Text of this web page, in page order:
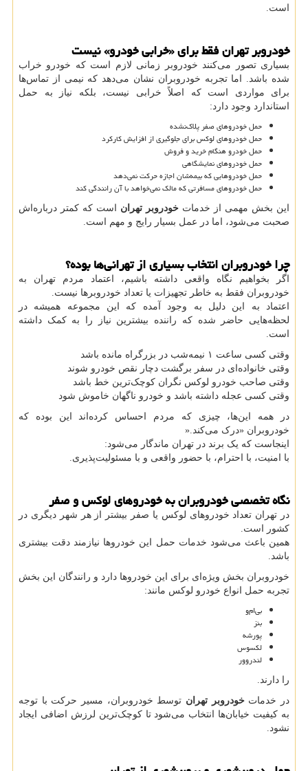
است.
خودروبر تهران فقط برای «خرابی خودرو» نیست
بسیاری تصور می‌کنند خودروبر زمانی لازم است که خودرو خراب
شده باشد. اما تجربه خودروبران نشان می‌دهد که نیمی از تماس‌ها
برای مواردی است که اصلاً خرابی نیست، بلکه نیاز به حمل
استاندارد وجود دارد:
حمل خودروهای صفر پلاک‌نشده
حمل خودروهای لوکس برای جلوگیری از افزایش کارکرد
حمل خودرو هنگام خرید و فروش
حمل خودروهای نمایشگاهی
حمل خودروهایی که بیمه‌شان اجازه حرکت نمی‌دهد
حمل خودروهای مسافرتی که مالک نمی‌خواهد با آن رانندگی کند
این بخش مهمی از خدمات خودروبر تهران است که کمتر درباره‌اش
صحبت می‌شود، اما در عمل بسیار رایج و مهم است.
چرا خودروبران انتخاب بسیاری از تهرانی‌ها بوده؟
اگر بخواهیم نگاه واقعی داشته باشیم، اعتماد مردم تهران به
خودروبران فقط به خاطر تجهیزات یا تعداد خودروبرها نیست.
اعتماد به این دلیل به وجود آمده که این مجموعه همیشه در
لحظه‌هایی حاضر شده که راننده بیشترین نیاز را به کمک داشته
است.
وقتی کسی ساعت ۱ نیمه‌شب در بزرگراه مانده باشد
وقتی خانواده‌ای در سفر برگشت دچار نقص خودرو شوند
وقتی صاحب خودرو لوکس نگران کوچک‌ترین خط باشد
وقتی کسی عجله داشته باشد و خودرو ناگهان خاموش شود
در همه این‌ها، چیزی که مردم احساس کرده‌اند این بوده که
خودروبران «درک می‌کند ».
اینجاست که یک برند در تهران ماندگار می‌شود:
با امنیت، با احترام، با حضور واقعی و با مسئولیت‌پذیری.
نگاه تخصصی خودروبران به خودروهای لوکس و صفر
در تهران تعداد خودروهای لوکس یا صفر بیشتر از هر شهر دیگری در
کشور است.
همین باعث می‌شود خدمات حمل این خودروها نیازمند دقت بیشتری
باشد.
خودروبران بخش ویژه‌ای برای این خودروها دارد و رانندگان این بخش
تجربه حمل انواع خودرو لوکس مانند:
بی‌ام‌و
بنز
پورشه
لکسوس
لندروور
را دارند.
در خدماتخودروبر تهران توسط خودروبران، مسیر حرکت با توجه
به کیفیت خیابان‌ها انتخاب می‌شود تا کوچک‌ترین لرزش اضافی ایجاد
نشود.